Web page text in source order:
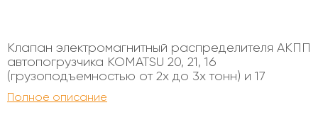
Клапан электромагнитный распределителя АКПП
автопогрузчика KOMATSU 20, 21, 16
(грузоподъемностью от 2х до 3х тонн) и 17
(грузоподъемностью от 2х до 3х тонн) серии.
Служит для изменения направления движения
Полное описание